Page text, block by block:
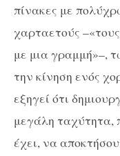
πίνακες με
χαρταετούς
με μια γραμμή»–,
την κίνηση ενός
εξηγεί ότι
μεγάλη ταχύτητα,
έχει, να